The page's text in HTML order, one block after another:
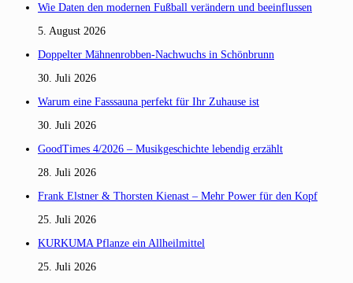
Wie Daten den modernen Fußball verändern und beeinflussen
5. August 2026
Doppelter Mähnenrobben-Nachwuchs in Schönbrunn
30. Juli 2026
Warum eine Fasssauna perfekt für Ihr Zuhause ist
30. Juli 2026
GoodTimes 4/2026 – Musikgeschichte lebendig erzählt
28. Juli 2026
Frank Elstner & Thorsten Kienast – Mehr Power für den Kopf
25. Juli 2026
KURKUMA Pflanze ein Allheilmittel
25. Juli 2026